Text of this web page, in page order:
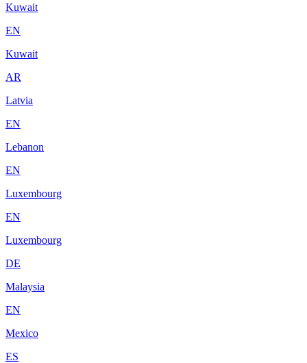
Kuwait
EN
Kuwait
AR
Latvia
EN
Lebanon
EN
Luxembourg
EN
Luxembourg
DE
Malaysia
EN
Mexico
ES